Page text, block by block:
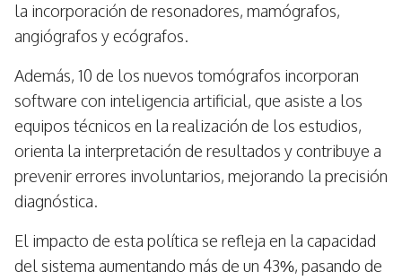
la incorporación de resonadores, mamógrafos,
angiógrafos y ecógrafos.
Además, 10 de los nuevos tomógrafos incorporan
software con inteligencia artificial, que asiste a los
equipos técnicos en la realización de los estudios,
orienta la interpretación de resultados y contribuye a
prevenir errores involuntarios, mejorando la precisión
diagnóstica.
El impacto de esta política se refleja en la capacidad
del sistema aumentando más de un 43%, pasando de